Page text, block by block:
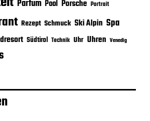
Parfum Pool Porsche Portrait
Rezept Schmuck Ski Alpin Spa
Südtirol Technik Uhr Uhren Venedig